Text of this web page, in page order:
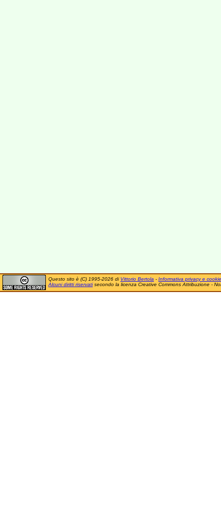
Questo sito è (C) 1995-2026 di Vittorio Bertola - Informativa privacy e cookie
Alcuni diritti riservatisecondo la licenza Creative Commons Attribuzione -